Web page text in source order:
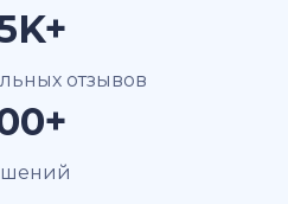
отзывов